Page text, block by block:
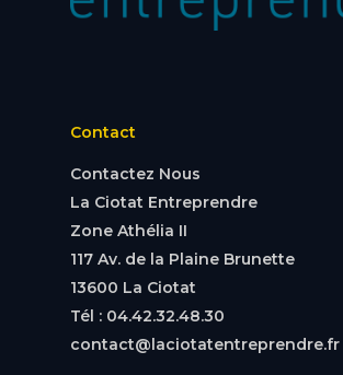
Contact
Contactez Nous
La Ciotat Entreprendre
Zone Athélia II
117 Av. de la Plaine Brunette
13600 La Ciotat
Tél : 04.42.32.48.30
contact@laciotatentreprendre.fr